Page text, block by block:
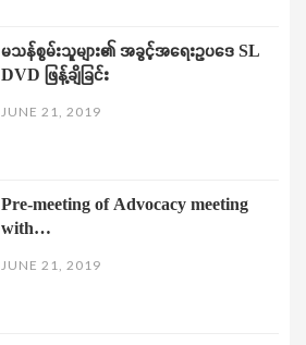
မသန်စွမ်းသူများ၏ အခွင့်အရေးဥပဒေ SL
DVD ဖြန့်ချိခြင်း
JUNE 21, 2019
Pre-meeting of Advocacy meeting
with…
JUNE 21, 2019